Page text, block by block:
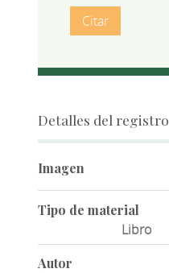
Citar
Detalles del registro
Imagen
Tipo de material
Libro
Autor